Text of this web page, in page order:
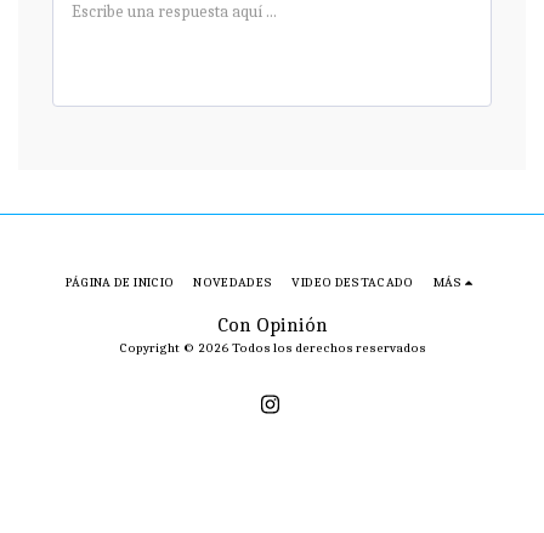
Con Opinión
Copyright © 2026 Todos los derechos reservados
PÁGINA DE INICIO NOVEDADES VIDEO DESTACADO MÁS